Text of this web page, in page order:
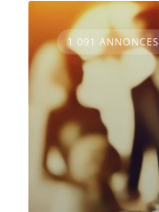
1 091 ANNONCES